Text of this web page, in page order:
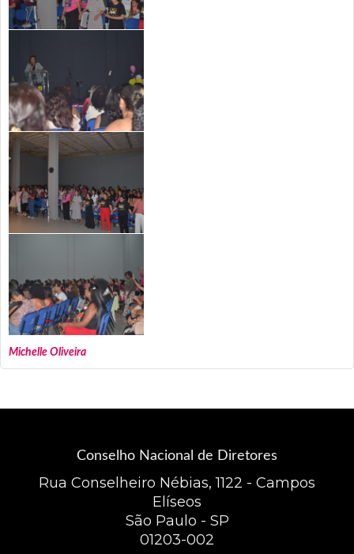
Michelle Oliveira
Conselho Nacional de Diretores
Rua Conselheiro Nébias, 1122 - Campos
Elíseos
São Paulo - SP
01203-002